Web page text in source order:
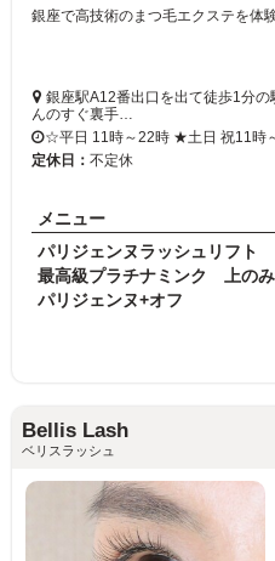
銀座駅A12番出口を出て徒歩1分
んのすぐ裏手…
☆平日 11時～22時 ★土日 祝11時
定休日： 不定休
メニュー
パリジェンヌラッシュリフト
パリジェンヌ+オフ
Bellis Lash
ベリスラッシュ